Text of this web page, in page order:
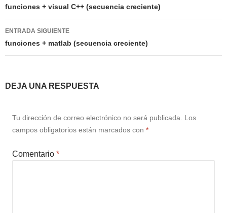
de
entradas
funciones + visual C++ (secuencia creciente)
ENTRADA SIGUIENTE
funciones + matlab (secuencia creciente)
DEJA UNA RESPUESTA
Tu dirección de correo electrónico no será publicada. Los
campos obligatorios están marcados con *
Comentario *